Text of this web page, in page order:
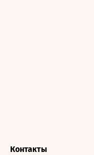
Контакты